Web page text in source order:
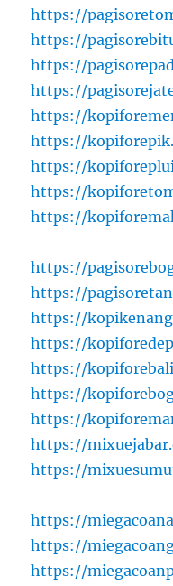
https://
https://
https://
https://
https://
https://
https://
https://
https://
https://
https://
https://
https://
https://
https://
https://
https://
https://
https://
https://
https://